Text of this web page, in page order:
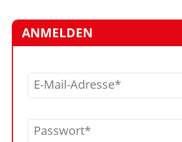
VIDEOS
BIBLIOTHEK
KRAN & BÜHNE
ANMELDEN
E-Mail-Adresse
Passwort